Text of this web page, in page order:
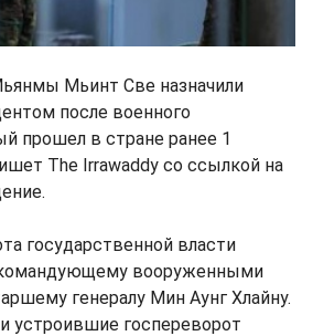
Мьинт Све назначили
после военного
прошел в стране ранее 1
The Irrawaddy со ссылкой на
государственной власти
вооруженными
генералу Мин Аунг Хлайну.
устроившие госпереворот